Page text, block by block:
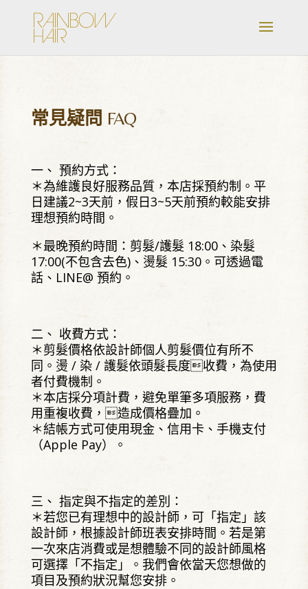
常見疑問 FAQ
一、 預約方式：
＊為維護良好服務品質，本店採預約制。平
日建議2~3天前，假日3~5天前預約較能安排
理想預約時間。
＊最晚預約時間：剪髮/護髮 18:00、染髮
17:00(不包含去色)、燙髮 15:30。可透過電
話、LINE@ 預約。
二、 收費方式：
＊剪髮價格依設計師個人剪髮價位有所不
同。燙 / 染 / 護髮依頭髮長度收費，為使用
者付費機制。
＊本店採分項計費，避免單筆多項服務，費
用重複收費，造成價格疊加。
＊結帳方式可使用現金、信用卡、手機支付
（Apple Pay）。
三、 指定與不指定的差別：
＊若您已有理想中的設計師，可「指定」該
設計師，根據設計師班表安排時間。若是第
一次來店消費或是想體驗不同的設計師風格
可選擇「不指定」。我們會依當天您想做的
項目及預約狀況幫您安排。